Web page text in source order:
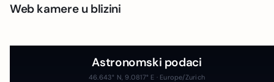
Web kamere u blizini
Astronomski podaci
46.643° N, 9.0817° E · Europe/Zurich